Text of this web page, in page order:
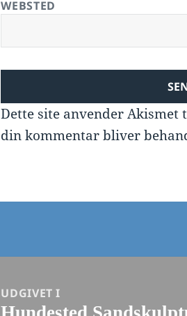
WEBSTED
Dette site anvender
din kommentar bliver
UDGIVET I